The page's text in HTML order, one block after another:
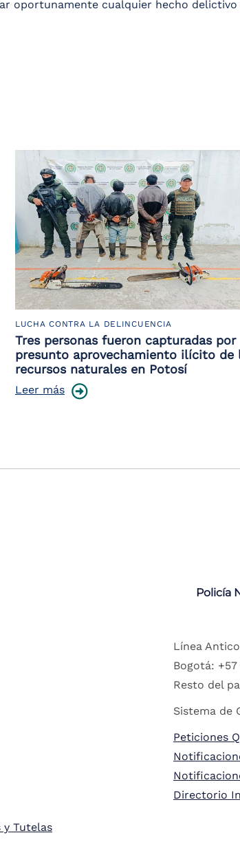
oportunamente cualquier hecho
LUCHA CONTRA LA DELINCUENCIA
Tres personas fueron capturadas por
presunto aprovechamiento ilícito de
recursos naturales en Potosí
Leer más
Tutelas
Policía
Línea
Bogotá: +57
Resto del
Sistema de
Peticiones
Directorio